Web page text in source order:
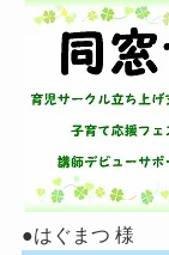
●はぐまつ 様